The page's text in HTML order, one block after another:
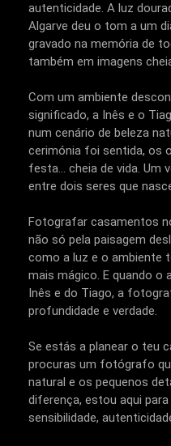
autenticidade. A luz
Algarve deu o tom a um
gravado na memória de
também em imagens
Com um ambiente
significado, a Inês e o
num cenário de beleza
cerimónia foi sentida, os
festa... cheia de vida. Um
entre dois seres que
Fotografar casamentos
não só pela paisagem
como a luz e o ambiente
mais mágico. E quando o
Inês e do Tiago, a
profundidade e verdade.
Se estás a planear o teu
procuras um fotógrafo
natural e os pequenos
diferença, estou aqui
sensibilidade,